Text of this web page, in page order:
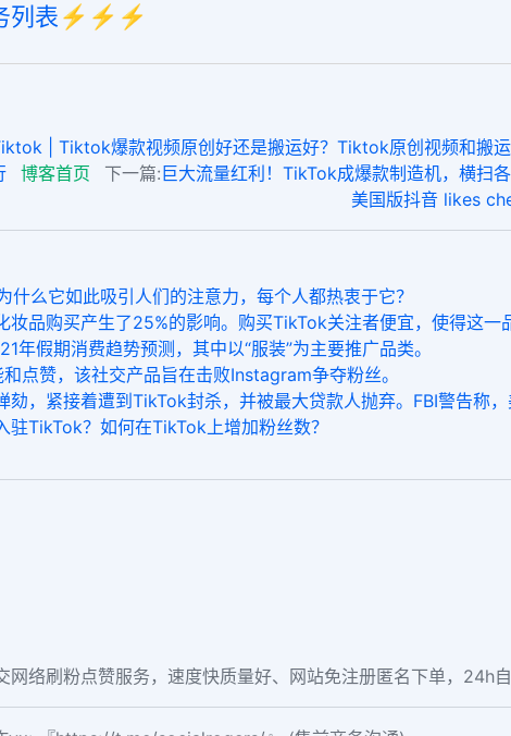
列表⚡️⚡️⚡️
| Tiktok爆款视频原创好还是搬运好？Tiktok原创视频和搬
博客首页 下一篇:巨大流量红利！TikTok成爆款制造机，横
美国版抖音 likes
什么它如此吸引人们的注意力，每个人都热衷于它？
妆品购买产生了25%的影响。购买TikTok关注者便宜，使得这一
年假期消费趋势预测，其中以“服装”为主要推广品类。
点赞，该社交产品旨在击败Instagram争夺粉丝。
劾，紧接着遭到TikTok封杀，并被最大贷款人抛弃。FBI警告称
驻TikTok？如何在TikTok上增加粉丝数？
网络刷粉点赞服务，速度快质量好、网站免注册匿名下单，24h